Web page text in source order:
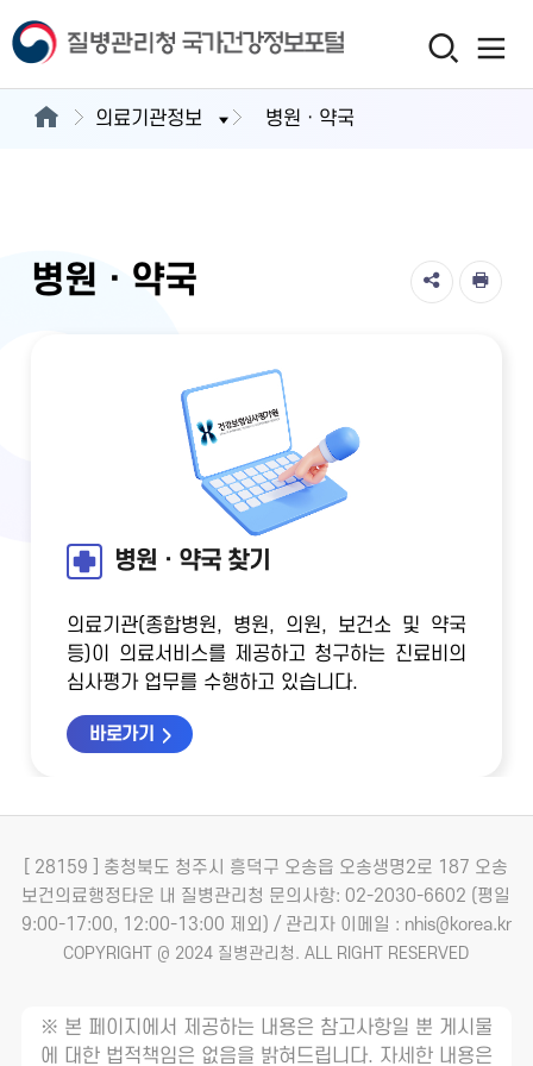
의료기관정보 병원ㆍ약국
병원ㆍ약국
병원ㆍ약국 찾기
의료기관(종합병원, 병원, 의원, 보건소 및 약국
등)이 의료서비스를 제공하고 청구하는 진료비의
심사평가 업무를 수행하고 있습니다.
바로가기
[ 28159 ] 충청북도 청주시 흥덕구 오송읍 오송생명2로 187 오송
보건의료행정타운 내 질병관리청 문의사항: 02-2030-6602 (평일
9:00-17:00, 12:00-13:00 제외) / 관리자 이메일 : nhis@korea.kr
COPYRIGHT @ 2024 질병관리청. ALL RIGHT RESERVED
※ 본 페이지에서 제공하는 내용은 참고사항일 뿐 게시물
에 대한 법적책임은 없음을 밝혀드립니다. 자세한 내용은